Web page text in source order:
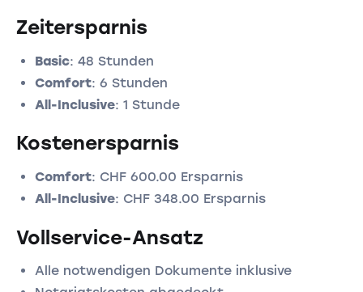
Zeitersparnis
Basic: 48 Stunden
Comfort: 6 Stunden
All-Inclusive: 1 Stunde
Kostenersparnis
Comfort: CHF 600.00 Ersparnis
All-Inclusive: CHF 348.00 Ersparnis
Vollservice-Ansatz
Alle notwendigen Dokumente inklusive